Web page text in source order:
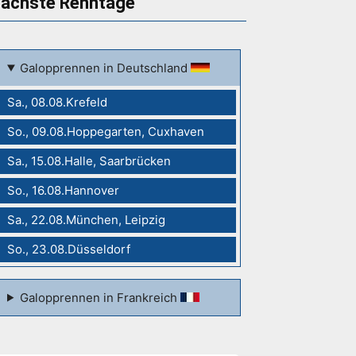
Galopprennen in Deutschland
Sa., 08.08.Krefeld
So., 09.08.Hoppegarten, Cuxhaven
Sa., 15.08.Halle, Saarbrücken
So., 16.08.Hannover
Sa., 22.08.München, Leipzig
So., 23.08.Düsseldorf
Galopprennen in Frankreich